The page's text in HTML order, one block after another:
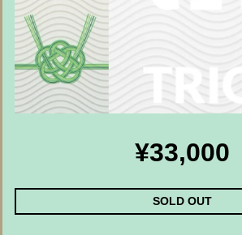
¥33,000
SOLD OUT